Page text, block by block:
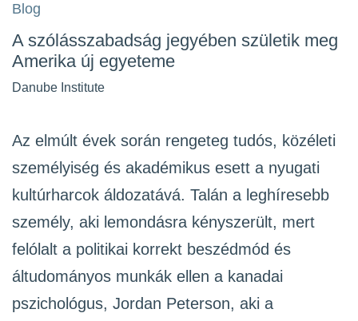
Blog
A szólásszabadság jegyében születik meg
Amerika új egyeteme
Danube Institute
Az elmúlt évek során rengeteg tudós, közéleti
személyiség és akadémikus esett a nyugati
kultúrharcok áldozatává. Talán a leghíresebb
személy, aki lemondásra kényszerült, mert
felólalt a politikai korrekt beszédmód és
áltudományos munkák ellen a kanadai
pszichológus, Jordan Peterson, aki a